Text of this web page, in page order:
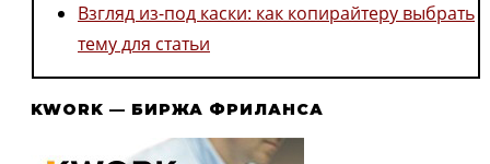
Взгляд из-под каски: как копирайтеру выбрать
тему для статьи
KWORK — БИРЖА ФРИЛАНСА